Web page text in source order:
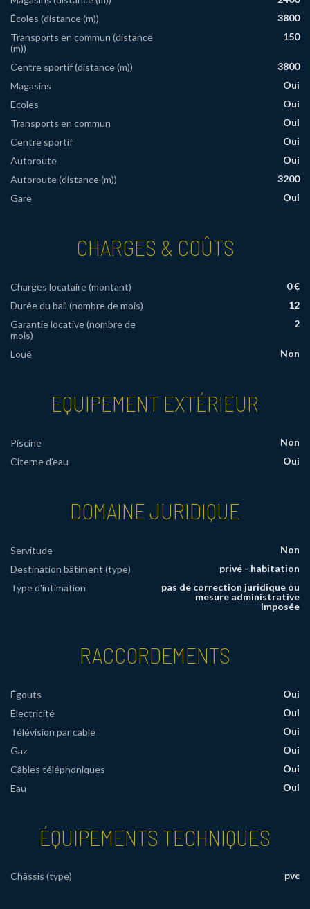
Écoles (distance (m))
3800
Transports en commun (distance
(m))
150
Centre sportif (distance (m))
3800
Magasins
Oui
Ecoles
Oui
Transports en commun
Oui
Centre sportif
Oui
Autoroute
Oui
Autoroute (distance (m))
3200
Gare
Oui
CHARGES & COÛTS
Charges locataire (montant)
0 €
Durée du bail (nombre de mois)
12
Garantie locative (nombre de
mois)
2
Loué Non
EQUIPEMENT EXTÉRIEUR
Piscine
Non
Citerne d'eau
Oui
DOMAINE JURIDIQUE
Servitude
Non
Destination bâtiment (type)
privé - habitation
Type d'intimation
pas de correction juridique ou
mesure administrative
imposée
RACCORDEMENTS
Égouts
Oui
Électricité
Oui
Télévision par cable
Oui
Gaz
Oui
Câbles téléphoniques
Oui
Eau
Oui
ÉQUIPEMENTS TECHNIQUES
Châssis (type) pvc